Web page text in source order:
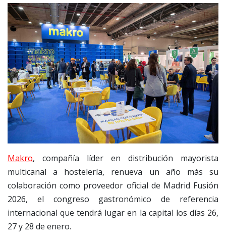
Makro, compañía líder en distribución mayorista
multicanal a hostelería, renueva un año más su
colaboración como proveedor oficial de Madrid Fusión
2026, el congreso gastronómico de referencia
internacional que tendrá lugar en la capital los días 26,
27 y 28 de enero.